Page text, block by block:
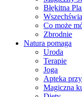
Błękitna
Co może
Zbrodnie
Natura pomaga
Uroda
Terapie
Joga
Apteka
Magiczna